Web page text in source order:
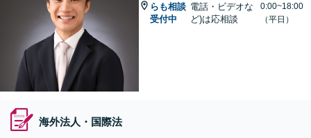
らも相談
受付中
電話・ビデオな
ど)は応相談
0:00~18:00
（平日）
海外法人・国際法